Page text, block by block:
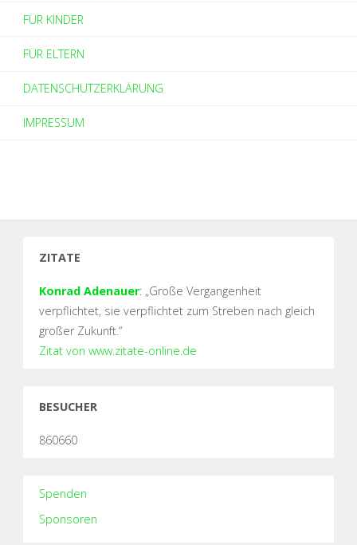
FÜR KINDER
FÜR ELTERN
DATENSCHUTZERKLÄRUNG
IMPRESSUM
ZITATE
Konrad Adenauer: „Große Vergangenheit
verpflichtet, sie verpflichtet zum Streben nach gleich
großer Zukunft.“
Zitat von www.zitate-online.de
BESUCHER
860660
Spenden
Sponsoren